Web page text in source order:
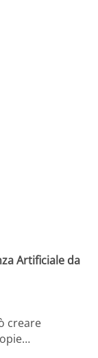
Artificiale da
creare